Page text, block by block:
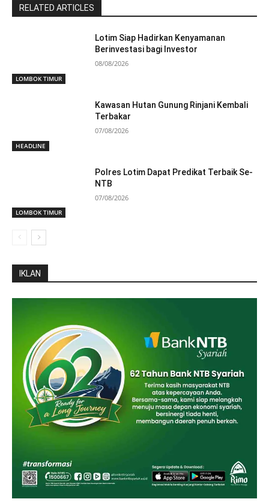
RELATED ARTICLES
LOMBOK TIMUR
Lotim Siap Hadirkan Kenyamanan
Berinvestasi bagi Investor
08/08/2026
HEADLINE
Kawasan Hutan Gunung Rinjani Kembali
Terbakar
07/08/2026
LOMBOK TIMUR
Polres Lotim Dapat Predikat Terbaik Se-
NTB
07/08/2026
IKLAN